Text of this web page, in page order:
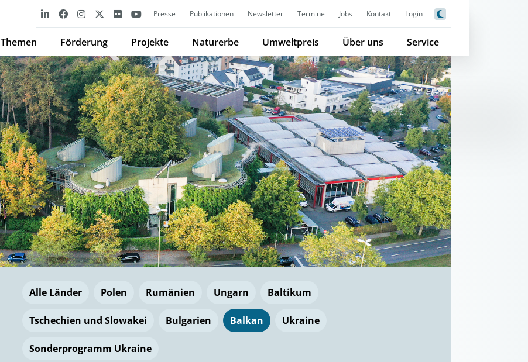
Presse Publikationen Newsletter Termine Jobs Kontakt Login
Themen Förderung Projekte Naturerbe Umweltpreis Über uns Service
Alle Länder Polen Rumänien Ungarn Baltikum
Tschechien und Slowakei Bulgarien Balkan Ukraine
Sonderprogramm Ukraine